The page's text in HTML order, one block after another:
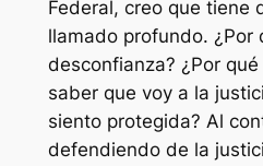
Federal, creo que tiene
llamado profundo. ¿Por
desconfianza? ¿Por
saber que voy a la
siento protegida? Al
defendiendo de la